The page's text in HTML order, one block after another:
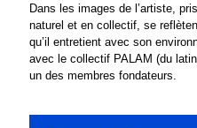
Dans les images de l’artiste,
naturel et en collectif, se
qu’il entretient avec son
avec le collectif PALAM (du
un des membres fondateurs.